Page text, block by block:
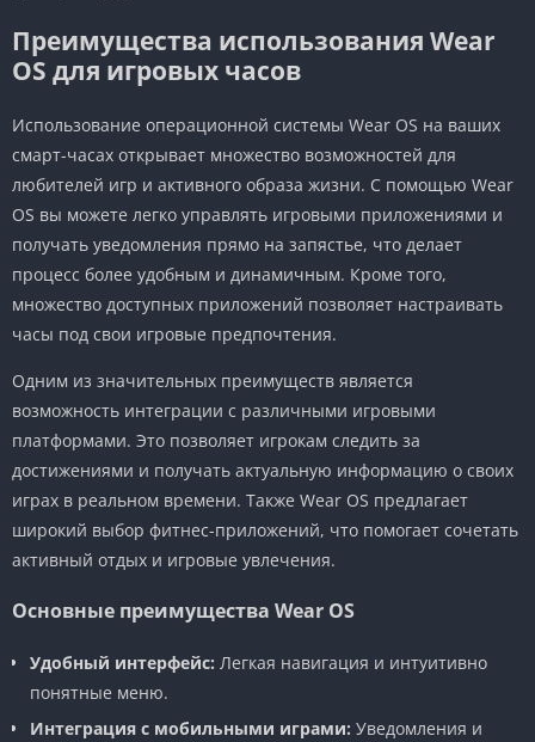
Преимущества использования Wear
OS для игровых часов
Использование операционной системы Wear OS на ваших
смарт-часах открывает множество возможностей для
любителей игр и активного образа жизни. С помощью Wear
OS вы можете легко управлять игровыми приложениями и
получать уведомления прямо на запястье, что делает
процесс более удобным и динамичным. Кроме того,
множество доступных приложений позволяет настраивать
часы под свои игровые предпочтения.
Одним из значительных преимуществ является
возможность интеграции с различными игровыми
платформами. Это позволяет игрокам следить за
достижениями и получать актуальную информацию о своих
играх в реальном времени. Также Wear OS предлагает
широкий выбор фитнес-приложений, что помогает сочетать
активный отдых и игровые увлечения.
Основные преимущества Wear OS
Удобный интерфейс: Легкая навигация и интуитивно
понятные меню.
Интеграция с мобильными играми: Уведомления и